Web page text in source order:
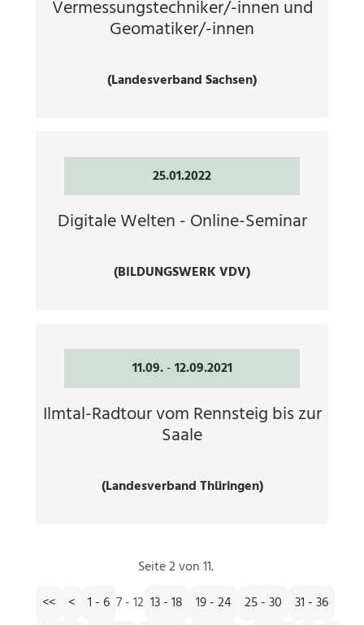
Vermessungstechniker/-innen und
Geomatiker/-innen
(Landesverband Sachsen)
25.01.2022
Digitale Welten - Online-Seminar
(BILDUNGSWERK VDV)
11.09. -12.09.2021
Ilmtal-Radtour vom Rennsteig bis zur
Saale
(Landesverband Thüringen)
Seite 2 von 11.
<<
< 1 - 6 7 - 12 13 - 18 19 - 24 25 - 30
31 - 36